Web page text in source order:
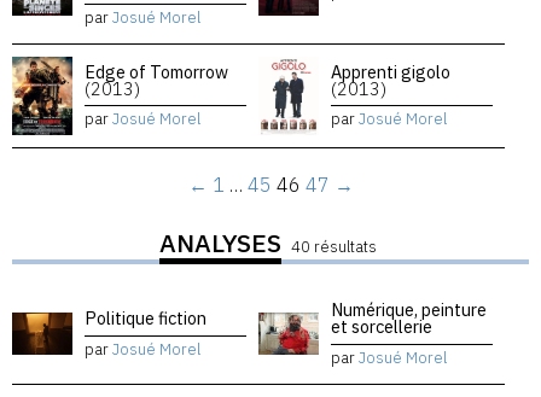
parJosué Morel
Edge of Tomorrow
(2013)
parJosué Morel
Apprenti gigolo
(2013)
parJosué Morel
← 1 … 45 46 47 →
ANALYSES 40 résultats
Politique fiction
parJosué Morel
Numérique, peinture
et sorcellerie
parJosué Morel